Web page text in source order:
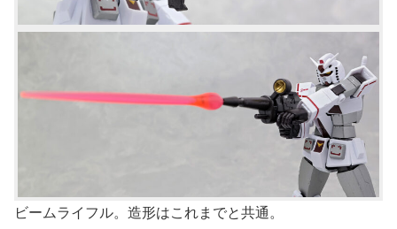
ビームライフル。造形はこれまでと共通。